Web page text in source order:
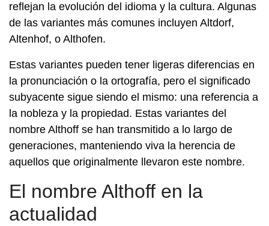
reflejan la evolución del idioma y la cultura. Algunas
de las variantes más comunes incluyen Altdorf,
Altenhof, o Althofen.
Estas variantes pueden tener ligeras diferencias en
la pronunciación o la ortografía, pero el significado
subyacente sigue siendo el mismo: una referencia a
la nobleza y la propiedad. Estas variantes del
nombre Althoff se han transmitido a lo largo de
generaciones, manteniendo viva la herencia de
aquellos que originalmente llevaron este nombre.
El nombre Althoff en la
actualidad